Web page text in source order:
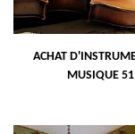
ACHAT
MUSIQUE 51